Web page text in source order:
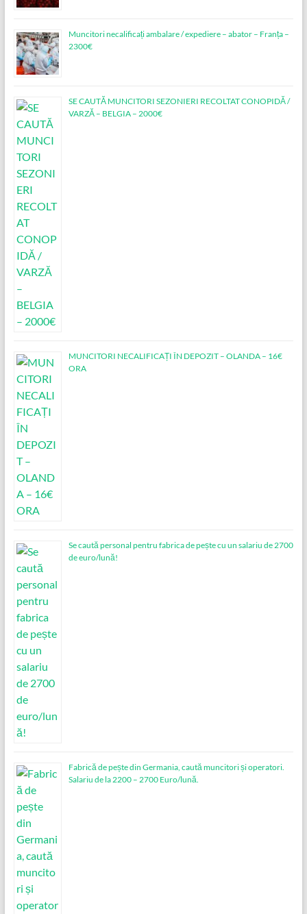
Muncitori necalificați ambalare / expediere – abator – Franța –
2300€
SE CAUTĂ MUNCITORI SEZONIERI RECOLTAT CONOPIDĂ /
VARZĂ – BELGIA – 2000€
MUNCITORI NECALIFICAȚI ÎN DEPOZIT – OLANDA – 16€
ORA
Se caută personal pentru fabrica de pește cu un salariu de 2700
de euro/lună!
Fabrică de pește din Germania, caută muncitori și operatori.
Salariu de la 2200 – 2700 Euro/lună.